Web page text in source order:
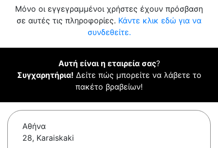
Μόνο οι εγγεγραμμένοι χρήστες έχουν πρόσβαση
σε αυτές τις πληροφορίες. Κάντε κλικ εδώ για να
συνδεθείτε.
Αυτή είναι η εταιρεία σας?
Συγχαρητήρια! Δείτε πώς μπορείτε να λάβετε το
πακέτο βραβείων!
Αθήνα
28, Karaiskaki